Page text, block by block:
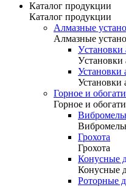
Каталог продукции
Каталог продукции
Алмазные
Алмазные
Уcтановки
Уcтановки
Установки
Установки
Горное и
Горное и
Грохота
Грохота
Конусные
Конусные
Роторные